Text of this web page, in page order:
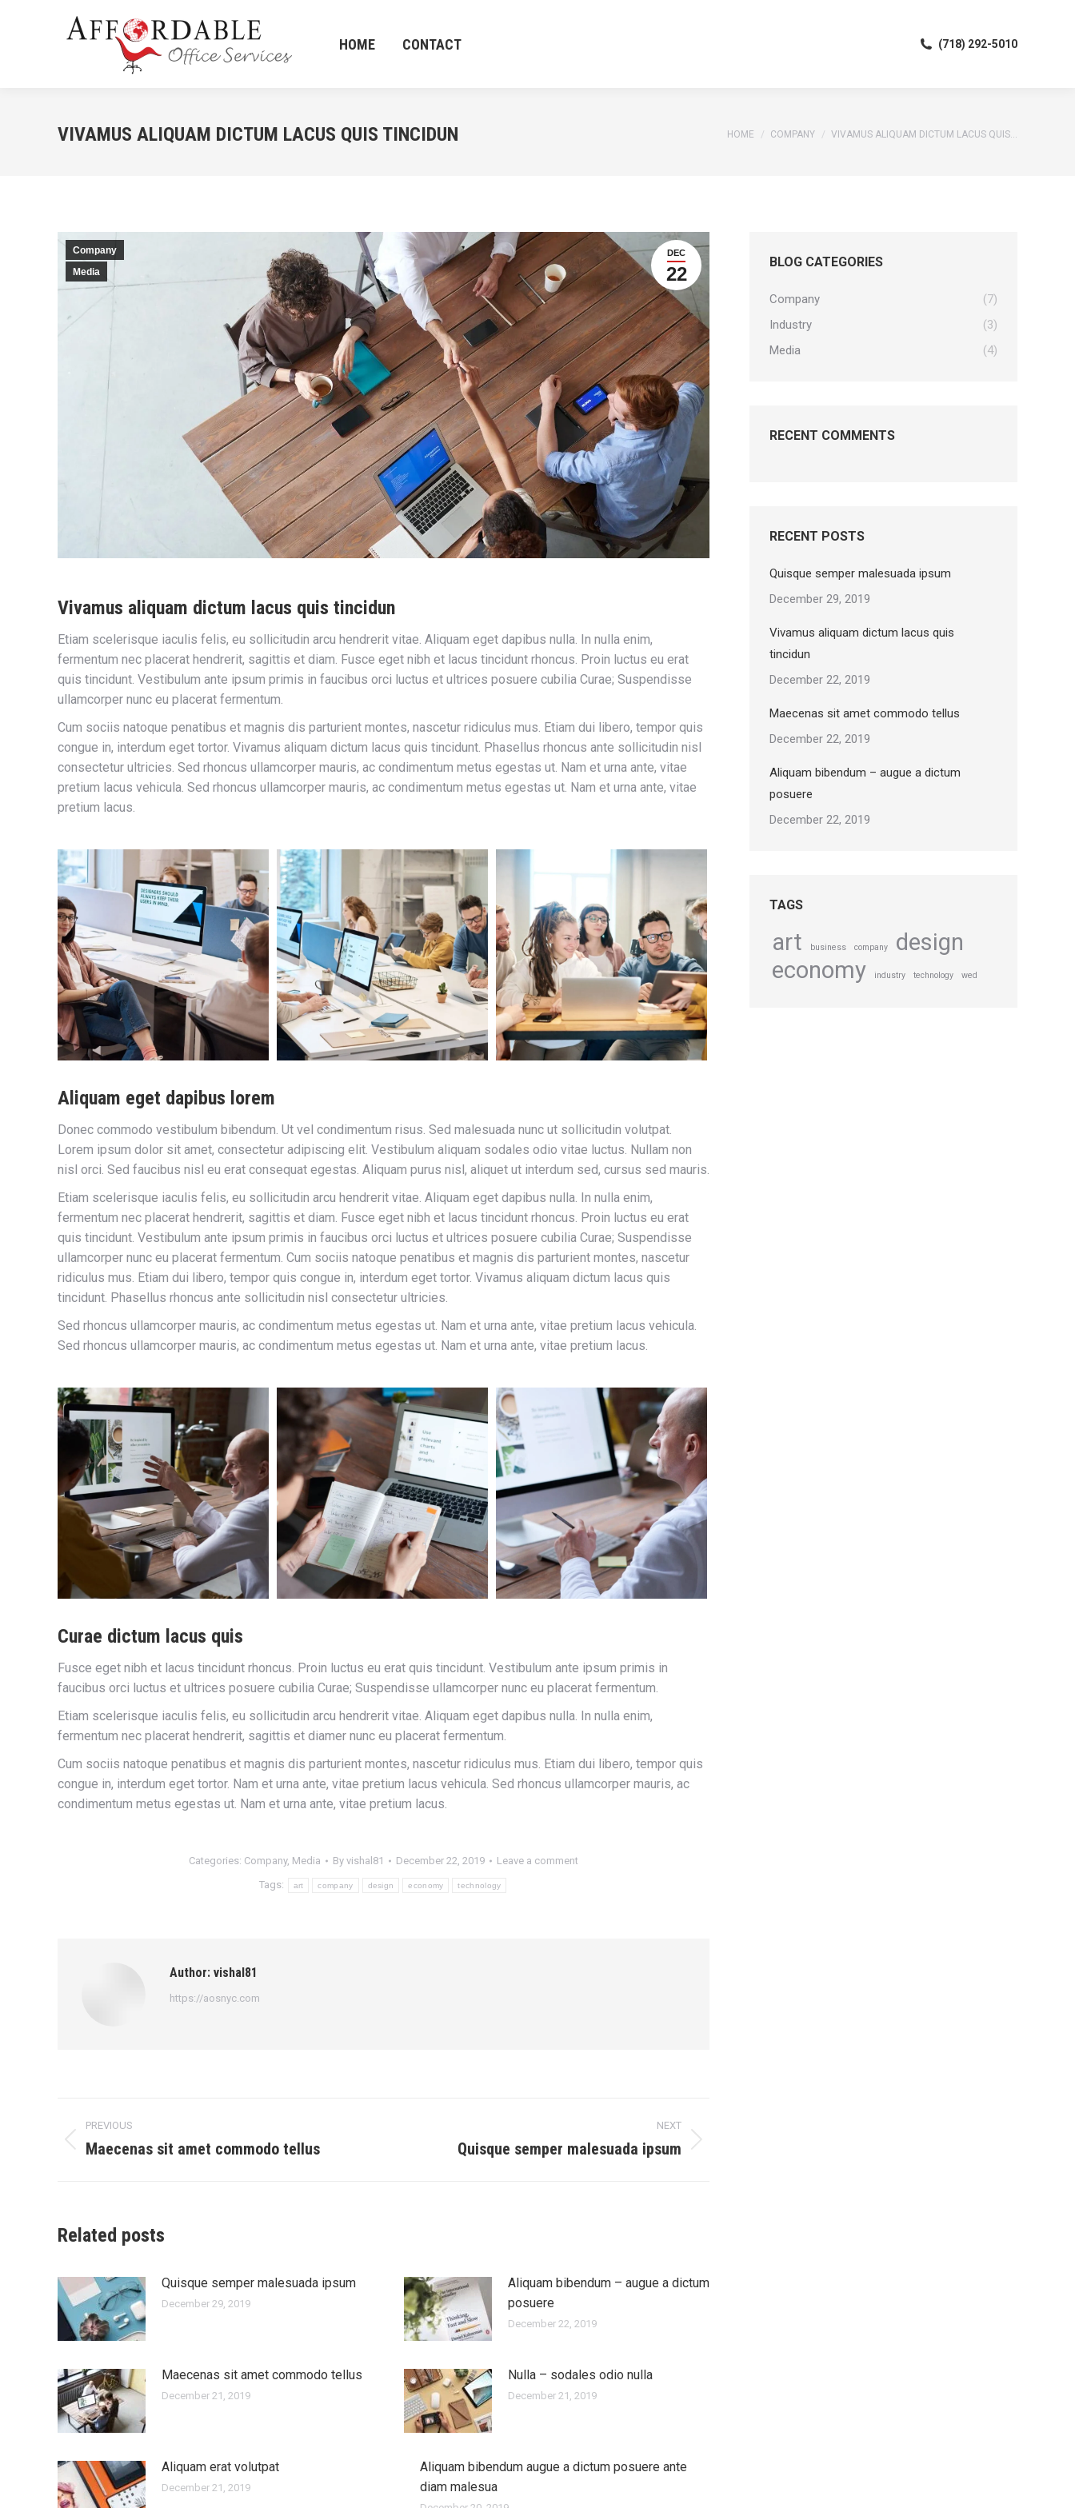
HOME CONTACT (718) 292-5010
VIVAMUS ALIQUAM DICTUM LACUS QUIS TINCIDUN You are here:
HOME COMPANY VIVAMUS ALIQUAM DICTUM LACUS QUIS…
DEC
22
Company
Media
Vivamus aliquam dictum lacus quis tincidun
Etiam scelerisque iaculis felis, eu sollicitudin arcu hendrerit vitae. Aliquam eget dapibus nulla. In nulla enim,
fermentum nec placerat hendrerit, sagittis et diam. Fusce eget nibh et lacus tincidunt rhoncus. Proin luctus eu erat
quis tincidunt. Vestibulum ante ipsum primis in faucibus orci luctus et ultrices posuere cubilia Curae; Suspendisse
ullamcorper nunc eu placerat fermentum.
Cum sociis natoque penatibus et magnis dis parturient montes, nascetur ridiculus mus. Etiam dui libero, tempor quis
congue in, interdum eget tortor. Vivamus aliquam dictum lacus quis tincidunt. Phasellus rhoncus ante sollicitudin nisl
consectetur ultricies. Sed rhoncus ullamcorper mauris, ac condimentum metus egestas ut. Nam et urna ante, vitae
pretium lacus vehicula. Sed rhoncus ullamcorper mauris, ac condimentum metus egestas ut. Nam et urna ante, vitae
pretium lacus.
Aliquam eget dapibus lorem
Donec commodo vestibulum bibendum. Ut vel condimentum risus. Sed malesuada nunc ut sollicitudin volutpat.
Lorem ipsum dolor sit amet, consectetur adipiscing elit. Vestibulum aliquam sodales odio vitae luctus. Nullam non
nisl orci. Sed faucibus nisl eu erat consequat egestas. Aliquam purus nisl, aliquet ut interdum sed, cursus sed mauris.
Etiam scelerisque iaculis felis, eu sollicitudin arcu hendrerit vitae. Aliquam eget dapibus nulla. In nulla enim,
fermentum nec placerat hendrerit, sagittis et diam. Fusce eget nibh et lacus tincidunt rhoncus. Proin luctus eu erat
quis tincidunt. Vestibulum ante ipsum primis in faucibus orci luctus et ultrices posuere cubilia Curae; Suspendisse
ullamcorper nunc eu placerat fermentum. Cum sociis natoque penatibus et magnis dis parturient montes, nascetur
ridiculus mus. Etiam dui libero, tempor quis congue in, interdum eget tortor. Vivamus aliquam dictum lacus quis
tincidunt. Phasellus rhoncus ante sollicitudin nisl consectetur ultricies.
Sed rhoncus ullamcorper mauris, ac condimentum metus egestas ut. Nam et urna ante, vitae pretium lacus vehicula.
Sed rhoncus ullamcorper mauris, ac condimentum metus egestas ut. Nam et urna ante, vitae pretium lacus.
Curae dictum lacus quis
Fusce eget nibh et lacus tincidunt rhoncus. Proin luctus eu erat quis tincidunt. Vestibulum ante ipsum primis in
faucibus orci luctus et ultrices posuere cubilia Curae; Suspendisse ullamcorper nunc eu placerat fermentum.
Etiam scelerisque iaculis felis, eu sollicitudin arcu hendrerit vitae. Aliquam eget dapibus nulla. In nulla enim,
fermentum nec placerat hendrerit, sagittis et diamer nunc eu placerat fermentum.
Cum sociis natoque penatibus et magnis dis parturient montes, nascetur ridiculus mus. Etiam dui libero, tempor quis
congue in, interdum eget tortor. Nam et urna ante, vitae pretium lacus vehicula. Sed rhoncus ullamcorper mauris, ac
condimentum metus egestas ut. Nam et urna ante, vitae pretium lacus.
Categories: Company, Media By vishal81 December 22, 2019 Leave a comment
Tags: art company design economy technology
Author: vishal81
https://aosnyc.com
Post
navigation
PREVIOUS
Previous
Maecenas sit amet commodo tellus
NEXT
Quisque semper malesuada ipsum
Related posts
Quisque semper malesuada ipsum
December 29, 2019
Aliquam bibendum – augue a dictum
posuere
December 22, 2019
Maecenas sit amet commodo tellus
December 21, 2019
Nulla – sodales odio nulla
December 21, 2019
Aliquam erat volutpat
December 21, 2019
Aliquam bibendum augue a dictum posuere ante
diam malesua
BLOG CATEGORIES
Company
(7)
Industry
(3)
Media
(4)
RECENT COMMENTS
RECENT POSTS
Quisque semper malesuada ipsum
December 29, 2019
Vivamus aliquam dictum lacus quis
tincidun
December 22, 2019
Maecenas sit amet commodo tellus
December 22, 2019
Aliquam bibendum – augue a dictum
posuere
December 22, 2019
TAGS
art business company
design
economy
industry technology wed